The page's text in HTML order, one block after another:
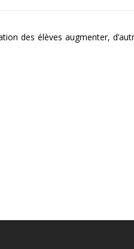
des élèves augmenter,